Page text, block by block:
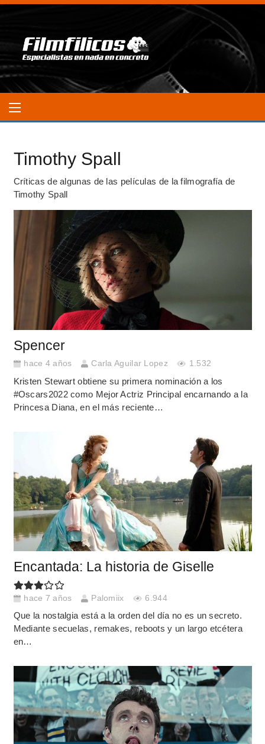
Timothy Spall
Críticas de algunas de las películas de la filmografía de
Timothy Spall
Spencer
hace 4 años Carla Aguilar Lopez 1.532
Kristen Stewart obtiene su primera nominación a los
#Oscars2022 como Mejor Actriz Principal encarnando a la
Princesa Diana, en el más reciente…
Encantada: La historia de Giselle
hace 7 años Palomiix 6.944
Que la nostalgia está a la orden del día no es un secreto.
Mediante secuelas, remakes, reboots y un largo etcétera
en…